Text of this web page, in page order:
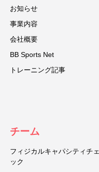
お知らせ
事業内容
会社概要
BB Sports Net
トレーニング記事
チーム
フィジカルキャパシティチェ
ック